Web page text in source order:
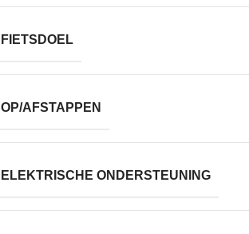
FIETSDOEL
OP/AFSTAPPEN
ELEKTRISCHE ONDERSTEUNING